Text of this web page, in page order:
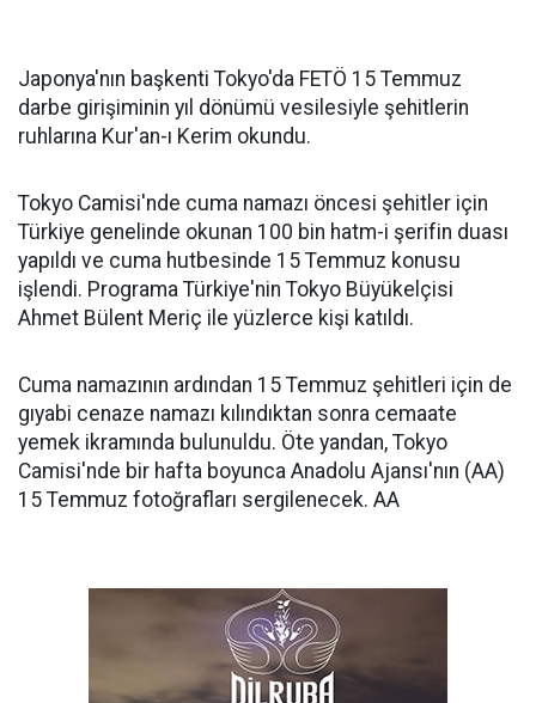
Japonya'nın başkenti Tokyo'da FETÖ 15 Temmuz
darbe girişiminin yıl dönümü vesilesiyle şehitlerin
ruhlarına Kur'an-ı Kerim okundu.
Tokyo Camisi'nde cuma namazı öncesi şehitler için
Türkiye genelinde okunan 100 bin hatm-i şerifin duası
yapıldı ve cuma hutbesinde 15 Temmuz konusu
işlendi. Programa Türkiye'nin Tokyo Büyükelçisi
Ahmet Bülent Meriç ile yüzlerce kişi katıldı.
Cuma namazının ardından 15 Temmuz şehitleri için de
gıyabi cenaze namazı kılındıktan sonra cemaate
yemek ikramında bulunuldu. Öte yandan, Tokyo
Camisi'nde bir hafta boyunca Anadolu Ajansı'nın (AA)
15 Temmuz fotoğrafları sergilenecek. AA